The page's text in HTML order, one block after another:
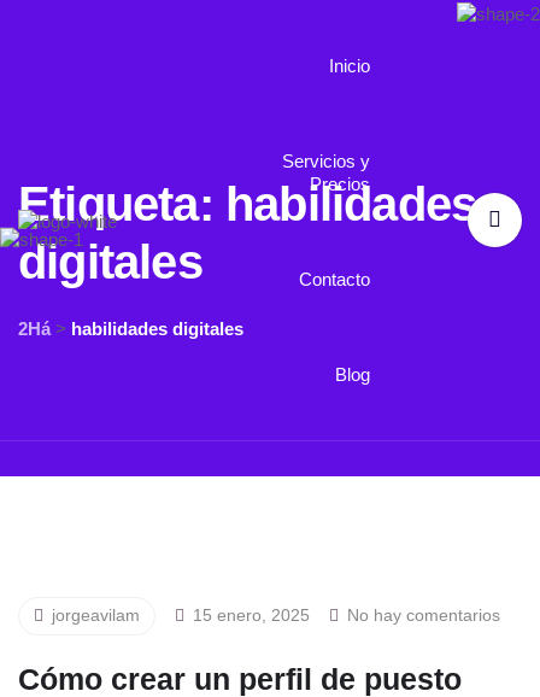
Inicio
Servicios y
Precios
Contacto
Blog
Etiqueta: habilidades
digitales
2Há > habilidades digitales
jorgeavilam 15 enero, 2025 No hay comentarios
Cómo crear un perfil de puesto